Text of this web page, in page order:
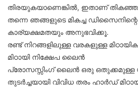
തിരയുകയാണെങ്കിൽ, ഇതാണ് തികഞ്ഞ
തന്നെ ഞങ്ങളുടെ മികച്ച
കാര്യക്ഷമതയും അനുഭവിക്കൂ.
രണ്ട് നിറങ്ങളിലുള്ള വരകളുള്ള
മിഠായി നിക്ഷേപ ലൈൻ
പ്രോസസ്സിംഗ് ലൈൻ ഒരു ഒതുക്കമുള്ള
തുടർച്ചയായി വിവിധ തരം ഹാർഡ്